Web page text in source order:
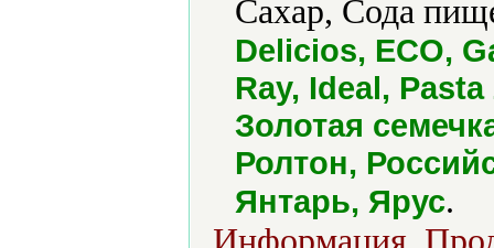
Сахар, Сода
Delicios, ECO,
Ray, Ideal,
Золотая
Ролтон,
Янтарь, Ярус.